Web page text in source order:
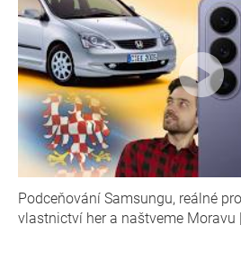
Podceňování Samsungu, reálné
vlastnictví her a naštveme Moravu